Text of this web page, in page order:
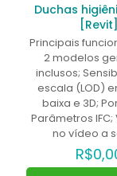
Duchas
[Revit]
Principais
2 modelos
inclusos;
escala (LOD)
baixa e 3D;
Parâmetros
no vídeo a
R$